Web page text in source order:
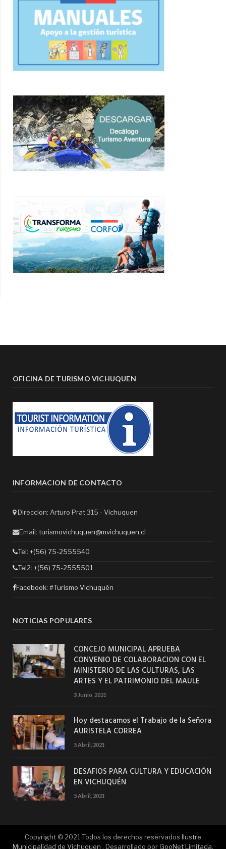
OFICINA DE TURISMO VICHUQUEN
INFORMACION DE CONTACTO
Direccion: Arturo Prat 315 - Vichuquen
Email: turismovichuquen@mvichuquen.cl
Tel: +(56) 75-2555540
Tel2: +(56) 75-2555501
Facebook: #Turismo Vichuquén
NOTICIAS POPULARES
CONCEJO MUNICIPAL APRUEBA
CONVENIO DE COLABORACION CON EL
MINISTERIO DE LAS CULTURAS, LAS
ARTES Y EL PATRIMONIO DEL MAULE
3 Junio, 2021
Hoy destacamos el Trabajo de la Señora
AURISTELA CORREA
5 Abril, 2021
DESAFIOS PARA CULTURA Y EDUCACIÓN
EN VICHUQUÉN
5 Abril, 2021
Copyright © 2021 Todos los derechos reservados Ilustre
Municipalidad de Vichuquen . Desarrollado por GooNet Limitada.